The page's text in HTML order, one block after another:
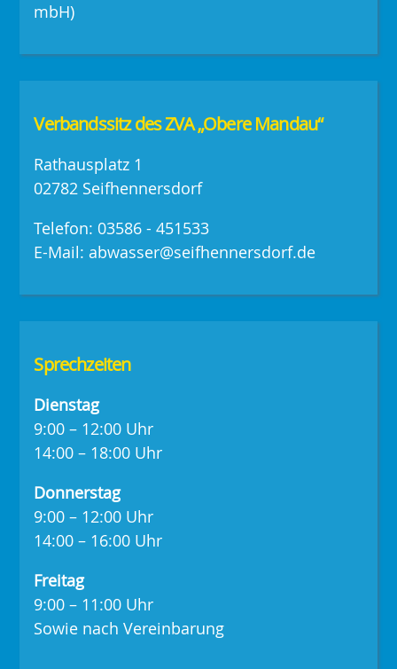
mbH)
Verbandssitz des ZVA „Obere Mandau“
Rathausplatz 1
02782 Seifhennersdorf
Telefon: 03586 - 451533
E-Mail: abwasser@seifhennersdorf.de
Sprechzeiten
Dienstag
9:00 – 12:00 Uhr
14:00 – 18:00 Uhr
Donnerstag
9:00 – 12:00 Uhr
14:00 – 16:00 Uhr
Freitag
9:00 – 11:00 Uhr
Sowie nach Vereinbarung